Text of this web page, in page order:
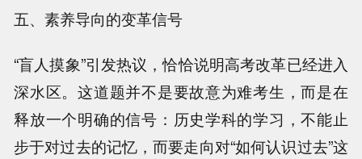
五、素养导向的变革信号
“盲人摸象”引发热议，恰恰说明高考改革已经进入
深水区。这道题并不是要故意为难考生，而是在
释放一个明确的信号：历史学科的学习，不能止
步于对过去的记忆，而要走向对“如何认识过去”这